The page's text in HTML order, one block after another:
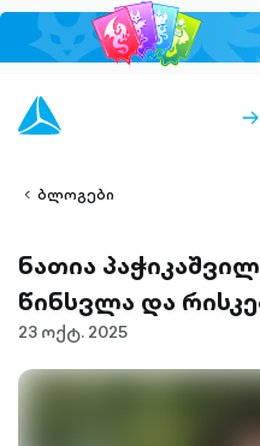
ბლოგები
ნათია
წინსვლა და
23 ოქტ. 2025